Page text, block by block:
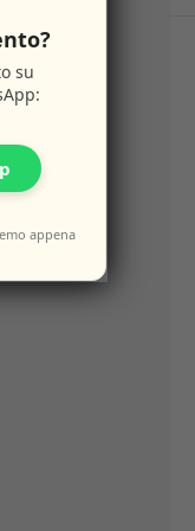
su
appena